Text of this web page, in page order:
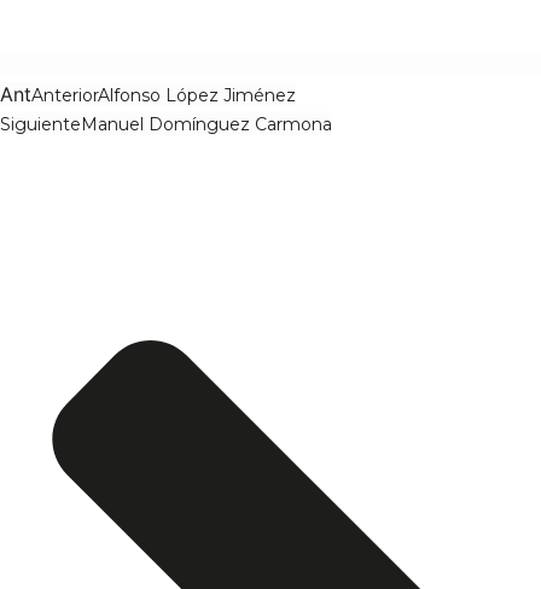
AntAnteriorAlfonso López Jiménez
SiguienteManuel Domínguez Carmona